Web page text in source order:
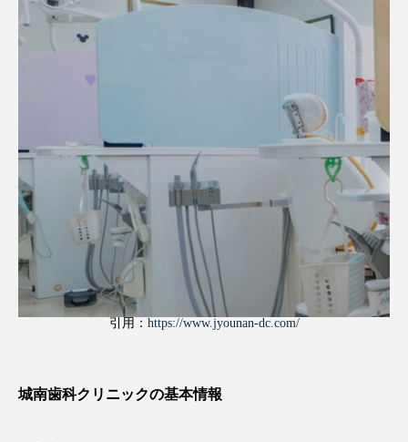
引用： https://www.jyounan-dc.com/
城南歯科クリニックの基本情報